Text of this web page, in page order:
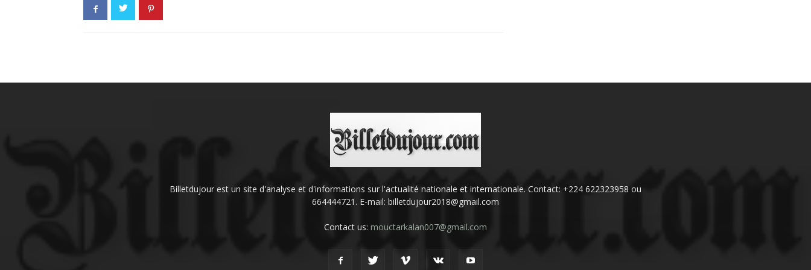
Billetdujour est un site d'analyse et d'informations sur l'actualité nationale et internationale. Contact: +224 622323958 ou
664444721. E-mail: billetdujour2018@gmail.com
Contact us: mouctarkalan007@gmail.com